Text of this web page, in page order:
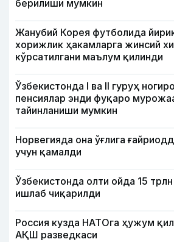
берилиши мумкин
Жанубий Корея футболида
хорижлик ҳакамларга жинсий
кўрсатилгани маълум қилинди
Ўзбекистонда I ва II гуруҳ
пенсиялар энди фуқаро
тайинланиши мумкин
Норвегияда она ўғлига
учун қамалди
Ўзбекистонда олти ойда 15
ишлаб чиқарилди
Россия кузда НАТОга ҳужум
АҚШ разведкаси